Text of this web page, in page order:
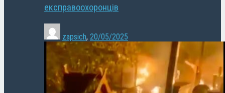
експравоохоронців
zapsich, 20/05/2025